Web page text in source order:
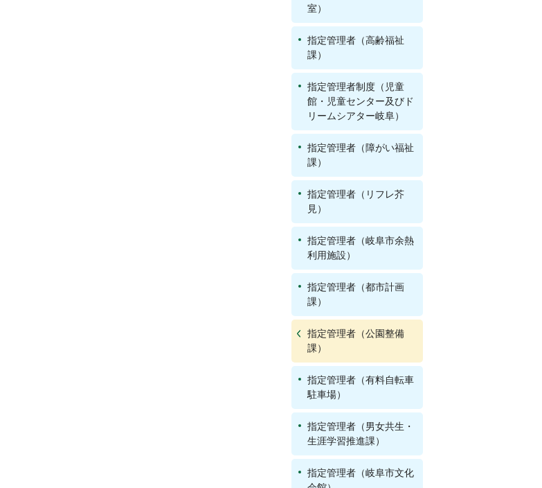
室）
指定管理者（高齢福祉
課）
指定管理者制度（児童
館・児童センター及びド
リームシアター岐阜）
指定管理者（障がい福祉
課）
指定管理者（リフレ芥
見）
指定管理者（岐阜市余熱
利用施設）
指定管理者（都市計画
課）
指定管理者（公園整備
課）
指定管理者（有料自転車
駐車場）
指定管理者（男女共生・
生涯学習推進課）
指定管理者（岐阜市文化